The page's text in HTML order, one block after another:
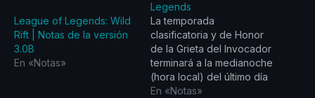
League of Legends: Wild
Rift | Notas de la versión
3.0B
En «Notas»
Legends
La temporada
clasificatoria y de Honor
de la Grieta del Invocador
terminará a la medianoche
(hora local) del último día
de la versión 11.22. Las
En «Notas»